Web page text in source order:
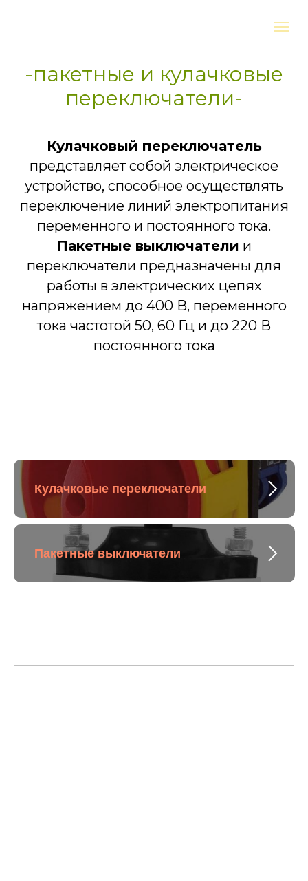
-пакетные и кулачковые
переключатели-
Кулачковый переключатель
представляет собой электрическое
устройство, способное осуществлять
переключение линий электропитания
переменного и постоянного тока.
Пакетные выключатели и
переключатели предназначены для
работы в электрических цепях
напряжением до 400 В, переменного
тока частотой 50, 60 Гц и до 220 В
постоянного тока
Кулачковые переключатели
Пакетные выключатели